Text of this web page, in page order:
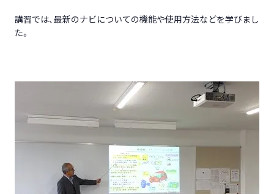
講習では、最新のナビについての機能や使用方法などを学びまし
た。